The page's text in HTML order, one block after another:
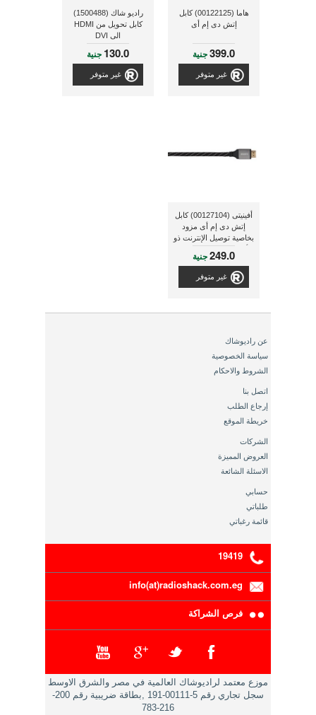
هاما (00122125) كابل
إتش دى إم أى
399.0جنية
غير متوفر
راديو شاك (1500488)
كابل تحويل من HDMI
الى DVI
130.0 جنية
غير متوفر
أفينيتى (00127104) كابل
إتش دى إم أى مزود
بخاصية توصيل الإنترنت ذو
أطراف مطلية بالذهب
وطول 1.5 متر , أبيض /249.0جنية
غير متوفر
عن راديوشاك
سياسة الخصوصية
الشروط والاحكام
اتصل بنا
إرجاع الطلب
خريطة الموقع
الشركات
العروض المميزة
الاسئلة الشائعة
حسابي
طلباتي
قائمة رغباتي
19419
info(at)radioshack.com.eg
فرص الشراكة
موزع معتمد لراديوشاك العالمية في مصر والشرق الاوسط
سجل تجاري رقم 5-00111-191 ,بطاقة ضريبية رقم 200-
216-783